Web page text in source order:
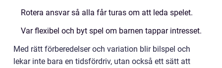
Rotera ansvar så alla får turas om att leda spelet.
Var flexibel och byt spel om barnen tappar intresset.
Med rätt förberedelser och variation blir bilspel och
lekar inte bara en tidsfördriv, utan också ett sätt att